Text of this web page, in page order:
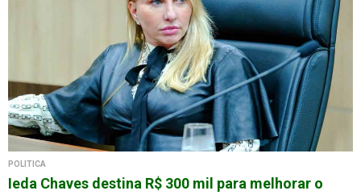
POLÍTICA
Ieda Chaves destina R$ 300 mil para melhorar o